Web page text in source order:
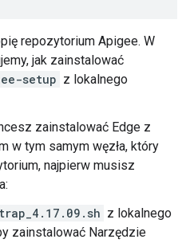
repozytorium Apigee. W
jak zainstalować
setup z lokalnego
zainstalować Edge z
w tym samym węzła, który
najpierw musisz
z lokalnego
zainstalować Narzędzie